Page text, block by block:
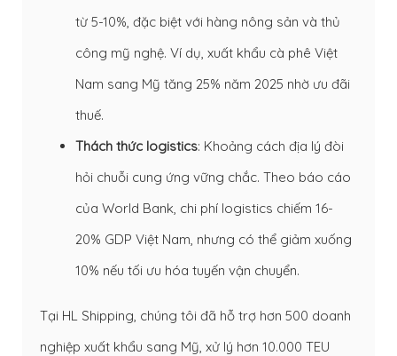
từ 5-10%, đặc biệt với hàng nông sản và thủ
công mỹ nghệ. Ví dụ, xuất khẩu cà phê Việt
Nam sang Mỹ tăng 25% năm 2025 nhờ ưu đãi
thuế.
Thách thức logistics: Khoảng cách địa lý đòi
hỏi chuỗi cung ứng vững chắc. Theo báo cáo
của World Bank, chi phí logistics chiếm 16-
20% GDP Việt Nam, nhưng có thể giảm xuống
10% nếu tối ưu hóa tuyến vận chuyển.
Tại HL Shipping, chúng tôi đã hỗ trợ hơn 500 doanh
nghiệp xuất khẩu sang Mỹ, xử lý hơn 10.000 TEU